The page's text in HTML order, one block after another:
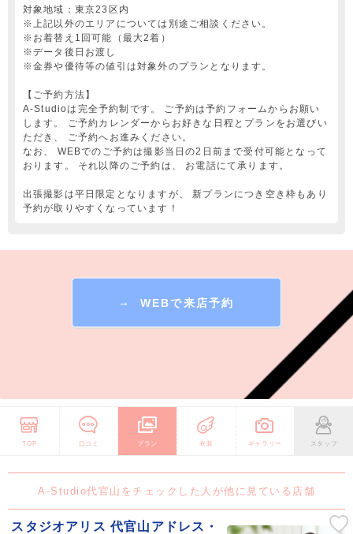
対象地域：東京23区内
※上記以外のエリアについては別途ご相談ください。
※お着替え1回可能（最大2着）
※データ後日お渡し
※金券や優待等の値引は対象外のプランとなります。
【ご予約方法】
A-Studioは完全予約制です。 ご予約は予約フォームからお願い
します。 ご予約カレンダーからお好きな日程とプランをお選びい
ただき、 ご予約へお進みください。
なお、 WEBでのご予約は撮影当日の2日前まで受付可能となって
おります。 それ以降のご予約は、 お電話にて承ります。
出張撮影は平日限定となりますが、 新プランにつき空き枠もあり
予約が取りやすくなっています！
→ WEBで来店予約
TOP 口コミ プラン 衣装 ギャラリー スタッフ
A-Studio代官山をチェックした人が他に見ている店舗
スタジオアリス 代官山アドレス・